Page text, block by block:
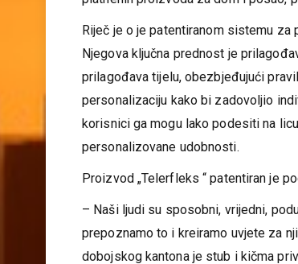
Riječ je o je patentiranom sistemu za
Njegova ključna prednost je
prilagođava tijelu, obezbjeđujući
personalizaciju kako bi zadovoljio
korisnici ga mogu lako podesiti na
personalizovane udobnosti.
Proizvod „Telerfleks “ patentiran je
– Naši ljudi su sposobni, vrijedni,
prepoznamo to i kreiramo uvjete za
dobojskog kantona je stub i kičma